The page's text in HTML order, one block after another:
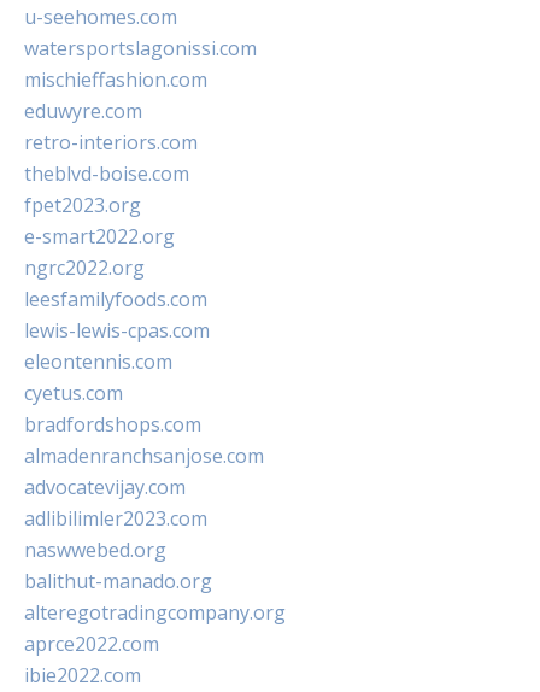
u-seehomes.com
watersportslagonissi.com
mischieffashion.com
eduwyre.com
retro-interiors.com
theblvd-boise.com
fpet2023.org
e-smart2022.org
ngrc2022.org
leesfamilyfoods.com
lewis-lewis-cpas.com
eleontennis.com
cyetus.com
bradfordshops.com
almadenranchsanjose.com
advocatevijay.com
adlibilimler2023.com
naswwebed.org
balithut-manado.org
alteregotradingcompany.org
aprce2022.com
ibie2022.com